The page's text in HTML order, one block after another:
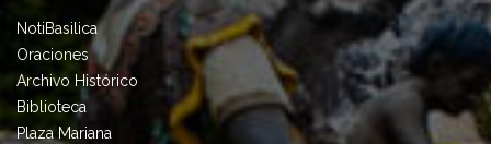
NotiBasilica
Oraciones
Archivo Histórico
Biblioteca
Plaza Mariana